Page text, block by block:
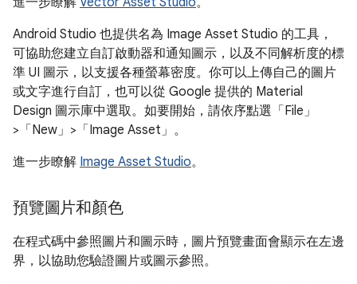
Android Studio 也提供名為 Image Asset Studio 的工具，
可協助您建立自訂啟動器和通知圖示，以及不同解析度的標
準 UI 圖示，以支援各種螢幕密度。你可以上傳自己的圖片
或文字進行自訂，也可以從 Google 提供的 Material
Design 圖示庫中選取。如要開始，請依序點選「File」
>「New」>「Image Asset」 。
進一步瞭解 Image Asset Studio。
預覽圖片和顏色
在程式碼中參照圖片和圖示時，圖片預覽畫面會顯示在左邊
界，以協助您驗證圖片或圖示參照。